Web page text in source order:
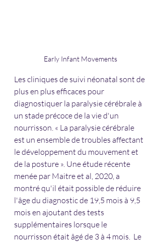
Early Infant Movements
Les cliniques de suivi néonatal sont de
plus en plus efficaces pour
diagnostiquer la paralysie cérébrale à
un stade précoce de la vie d'un
nourrisson. « La paralysie cérébrale
est un ensemble de troubles affectant
le développement du mouvement et
de la posture ». Une étude récente
menée par Maitre et al, 2020, a
montré qu'il était possible de réduire
l'âge du diagnostic de 19,5 mois à 9,5
mois en ajoutant des tests
supplémentaires lorsque le
nourrisson était âgé de 3 à 4 mois.  Le